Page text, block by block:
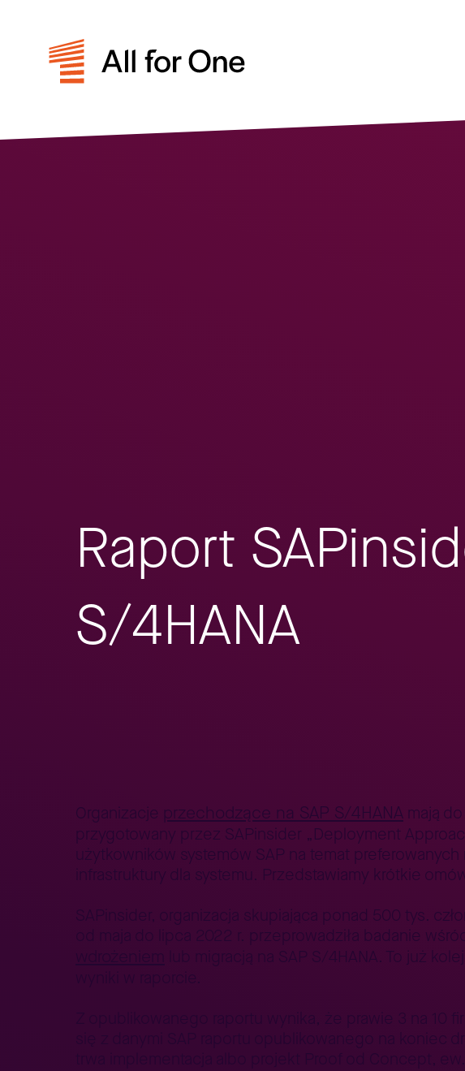
Raport
S/4HANA
Organizacje przechodzące na SAP S/4HANA mają
przygotowany przez SAPinsider „Deployment
użytkowników systemów SAP na temat
infrastruktury dla systemu. Przedstawiamy krótkie
SAPinsider, organizacja skupiająca ponad 500 tys.
od maja do lipca 2022 r. przeprowadziła badanie
wdrożeniem
lub migracją na SAP S/4HANA. To już
wyniki w raporcie.
Z opublikowanego raportu wynika, że prawie 3 na
się z danymi SAP raportu opublikowanego na koniec
trwa implementacja albo projekt Proof od Concept,